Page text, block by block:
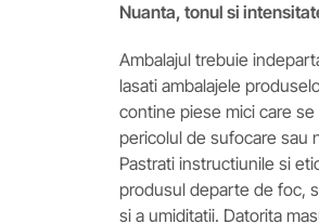
Nuanta, tonul si
Ambalajul trebuie
lasati ambalajele
contine piese mici care
pericolul de sufocare sau
Pastrati instructiunile si
produsul departe de foc,
si a umiditatii. Datorita